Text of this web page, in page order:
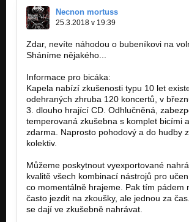
Pozor na ně (live 2003)
Live 2003 (S.H.A.C. - 2003)
Nepozorné pohledy (live 2003)
Live 2003 (S.H.A.C. - 2003)
Zpráva (live 2003)
Live 2003 (S.H.A.C. - 2003)
Balada o psí válce (live 2003)
Live 2003 (S.H.A.C. - 2003)
Někdy (live 2003)
Opilecký stavy (live 2003)
Live 2003 (S.H.A.C. - 2003)
Je ještě mladá (live 2003)
Live 2003 (S.H.A.C. - 2003)
Necnon mortuss
25.3.2018 v 19:39
Zdar, nevíte náhodou o bubeníkovi na
Sháníme nějakého...
Informace pro bicáka:
Kapela nabízí zkušenosti typu 10 let
odehraných zhruba 120 koncertů, v
3. dlouho hrající CD. Odhlučněná,
temperovaná zkušebna s komplet bicími
zdarma. Naprosto pohodový a do hudby
kolektiv.
Můžeme poskytnout vyexportované
kvalitě všech kombinací nástrojů pro
co momentálně hrajeme. Pak tím pádem
často jezdit na zkoušky, ale jednou za
se dají ve zkušebně nahrávat.